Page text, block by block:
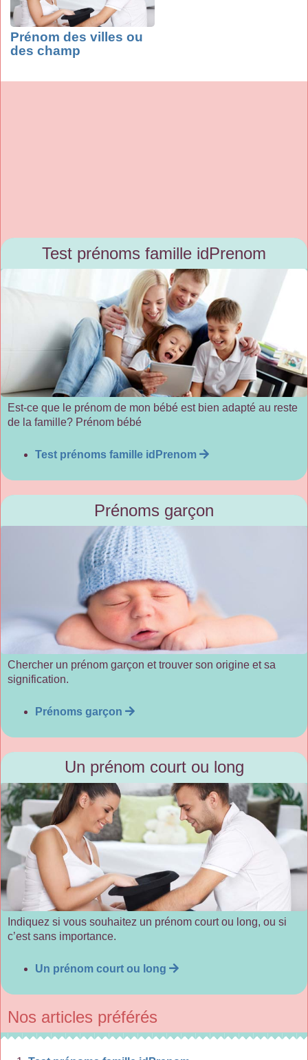
Prénom des villes ou
des champ
Test prénoms famille idPrenom
Est-ce que le prénom de mon bébé est bien adapté au reste
de la famille? Prénom bébé
Test prénoms famille idPrenom
Prénoms garçon
Chercher un prénom garçon et trouver son origine et sa
signification.
Prénoms garçon
Un prénom court ou long
Indiquez si vous souhaitez un prénom court ou long, ou si
c’est sans importance.
Un prénom court ou long
Nos articles préférés